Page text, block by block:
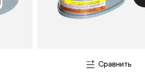
Сравнить